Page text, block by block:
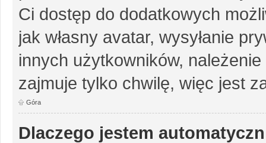
Ci dostęp do dodatkowych
jak własny avatar, wysyłanie
innych użytkowników,
zajmuje tylko chwilę, więc jest
Góra
Dlaczego jestem